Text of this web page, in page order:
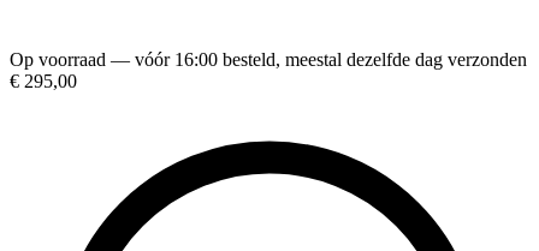
Op voorraad — vóór 16:00 besteld, meestal dezelfde dag verzonden
€ 295,00